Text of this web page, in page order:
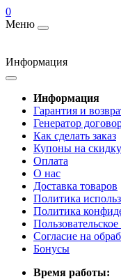
0
Меню
Информация
Информация
Гарантия и
Генератор
Как сделать заказ
Купоны на скидку
Оплата
О нас
Доставка товаров
Политика
Политика
Согласие на
Бонусы
Время работы: